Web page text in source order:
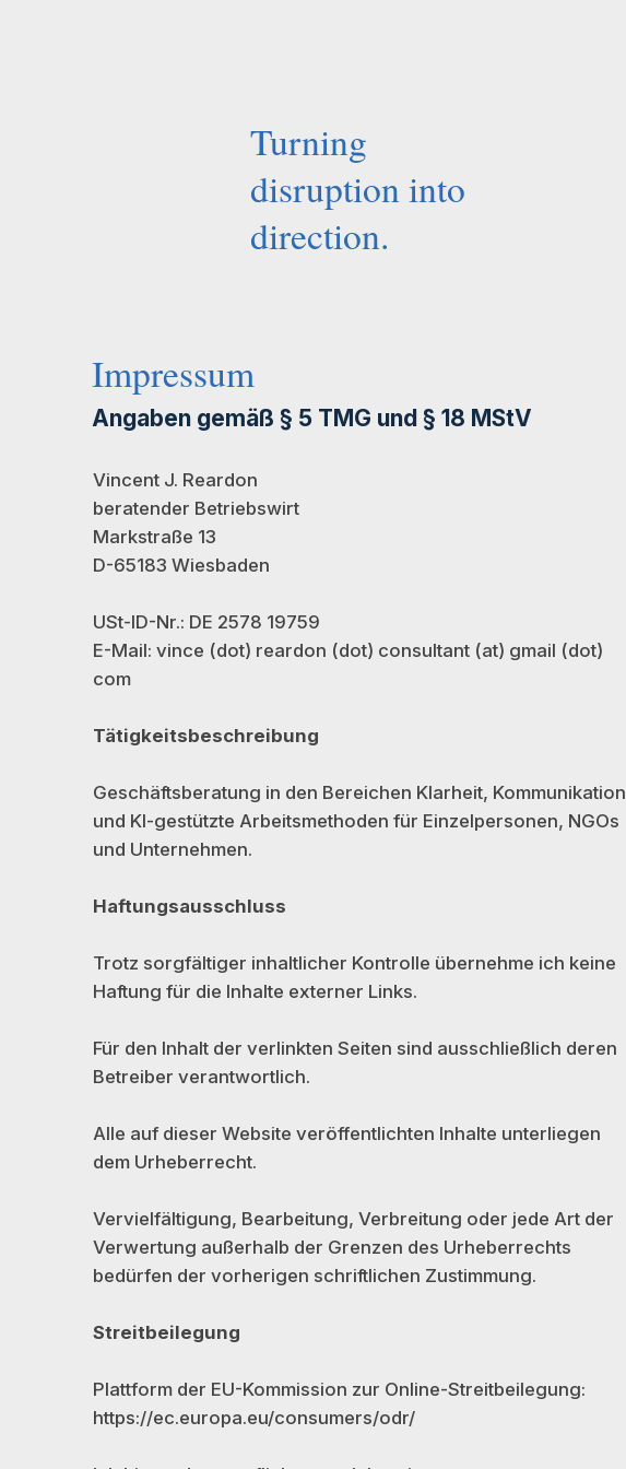
Turning
disruption into
direction.
Impressum
Angaben gemäß § 5 TMG und § 18 MStV
Vincent J. Reardon
beratender Betriebswirt
Markstraße 13
D-65183 Wiesbaden
USt-ID-Nr.: DE 2578 19759
E-Mail: vince (dot) reardon (dot) consultant (at) gmail (dot)
com
Tätigkeitsbeschreibung
Geschäftsberatung in den Bereichen Klarheit, Kommunikation
und KI-gestützte Arbeitsmethoden für Einzelpersonen, NGOs
und Unternehmen.
Haftungsausschluss
Trotz sorgfältiger inhaltlicher Kontrolle übernehme ich keine
Haftung für die Inhalte externer Links.
Für den Inhalt der verlinkten Seiten sind ausschließlich deren
Betreiber verantwortlich.
Alle auf dieser Website veröffentlichten Inhalte unterliegen
dem Urheberrecht.
Vervielfältigung, Bearbeitung, Verbreitung oder jede Art der
Verwertung außerhalb der Grenzen des Urheberrechts
bedürfen der vorherigen schriftlichen Zustimmung.
Streitbeilegung
Plattform der EU-Kommission zur Online-Streitbeilegung:
https://ec.europa.eu/consumers/odr/